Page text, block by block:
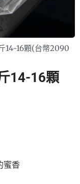
14-16顆(台幣2090
14-16顆
蜜香